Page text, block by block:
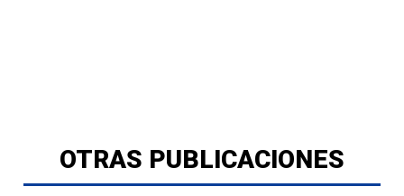
OTRAS PUBLICACIONES